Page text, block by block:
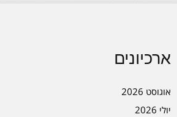
ארכיונים
אוגוסט 2026
יולי 2026